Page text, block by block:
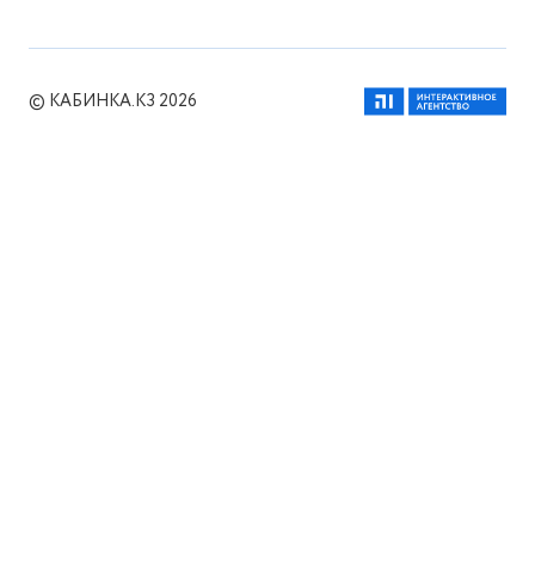
© КАБИНКА.КЗ 2026